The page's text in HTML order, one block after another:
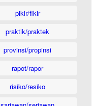
pikir/fikir
praktik/praktek
provinsi/propinsi
rapot/rapor
risiko/resiko